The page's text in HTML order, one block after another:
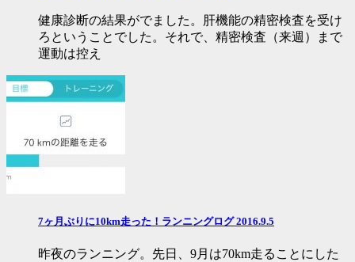
健康診断の結果がでました。肝機能の精密検査を受け
ろということでした。それで、精密検査（来週）まで
運動は控え
7ヶ月ぶりに10km走った！ランニングログ 2016.9.5
昨夜のランニング。先日、9月は70km走ることにした